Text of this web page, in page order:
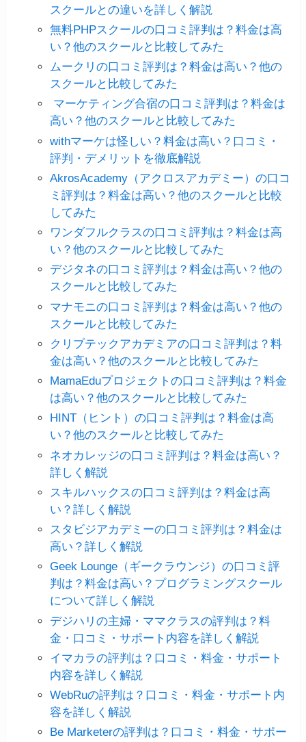
スクールとの違いを詳しく解説
無料PHPスクールの口コミ評判は？料金は高
い？他のスクールと比較してみた
ムークリの口コミ評判は？料金は高い？他の
スクールと比較してみた
マーケティング合宿の口コミ評判は？料金は
高い？他のスクールと比較してみた
withマーケは怪しい？料金は高い？口コミ・
評判・デメリットを徹底解説
AkrosAcademy（アクロスアカデミー）の口コ
ミ評判は？料金は高い？他のスクールと比較
してみた
ワンダフルクラスの口コミ評判は？料金は高
い？他のスクールと比較してみた
デジタネの口コミ評判は？料金は高い？他の
スクールと比較してみた
マナモニの口コミ評判は？料金は高い？他の
スクールと比較してみた
クリプテックアカデミアの口コミ評判は？料
金は高い？他のスクールと比較してみた
MamaEduプロジェクトの口コミ評判は？料金
は高い？他のスクールと比較してみた
HINT（ヒント）の口コミ評判は？料金は高
い？他のスクールと比較してみた
ネオカレッジの口コミ評判は？料金は高い？
詳しく解説
スキルハックスの口コミ評判は？料金は高
い？詳しく解説
スタビジアカデミーの口コミ評判は？料金は
高い？詳しく解説
Geek Lounge（ギークラウンジ）の口コミ評
判は？料金は高い？プログラミングスクール
について詳しく解説
デジハリの主婦・ママクラスの評判は？料
金・口コミ・サポート内容を詳しく解説
イマカラの評判は？口コミ・料金・サポート
内容を詳しく解説
WebRuの評判は？口コミ・料金・サポート内
容を詳しく解説
Be Marketerの評判は？口コミ・料金・サポー